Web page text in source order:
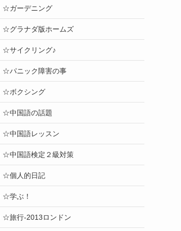
☆ガーデニング
☆グラナダ版ホームズ
☆サイクリング♪
☆パニック障害の事
☆ボクシング
☆中国語の話題
☆中国語レッスン
☆中国語検定２級対策
☆個人的日記
☆学ぶ！
☆旅行-2013ロンドン